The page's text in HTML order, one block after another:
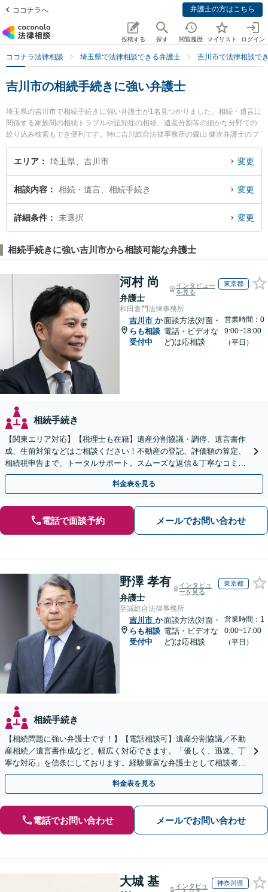
ココナラへ 弁護士の方はこちら
投稿する 探す 閲覧履歴 マイリスト ログイン
ココナラ法律相談 埼玉県で法律相談できる弁護士 吉川市で法律相談で
吉川市の相続手続きに強い弁護士
埼玉県の吉川市で相続手続きに強い弁護士が1名見つかりました。相続・遺言に
関係する家族間の相続トラブルや認知症の相続、遺産分割等の細かな分野での
絞り込み検索もでき便利です。特に吉川総合法律事務所の森山 健次弁護士のプ
ロフィール情報や弁護士費用、強みなどが注目されています。『吉川市で土日
や夜間に発生した相続手続きのトラブルを今すぐに弁護士に相談したい』『相
でお困りの相談者さんにおすすめです。
エリア 埼玉県、吉川市 変更
相談内容 相続・遺言、相続手続き 変更
詳細条件 未選択 変更
相続手続きに強い吉川市から相談可能な弁護士
河村 尚
弁護士
インタビュー
を見る
東京都
和田倉門法律事務所
吉川市 か
らも相談
受付中
面談方法(対面・
電話・ビデオな
ど)は応相談
営業時間：0
9:00~18:00
（平日）
相続手続き
【関東エリア対応】【税理士も在籍】遺産分割協議・調停、遺言書作
成、生前対策などはご相談ください！不動産の登記、評価額の算定、
相続税申告まで、トータルサポート。スムーズな返信＆丁寧なコミュ
ニケーション◎お気軽にご相談ください。
料金表を見る
電話で面談予約 メールでお問い合わせ
野澤 孝有
弁護士
インタビュ
ーを見る
東京都
至誠総合法律事務所
吉川市 か
らも相談
受付中
面談方法(対面・
電話・ビデオな
ど)は応相談
営業時間：1
0:00~17:00
（平日）
相続手続き
【相続問題に強い弁護士です！】【電話相談可】遺産分割協議／不動
産相続／遺言書作成など、幅広く対応できます。「優しく、迅速、丁
寧な対応」を信条にしております。経験豊富な弁護士として相談者様
のため全力を尽くします。お気軽にご相談ください。
料金表を見る
電話でお問い合わせ メールでお問い合わせ
大城 基
インタビュ
神奈川県